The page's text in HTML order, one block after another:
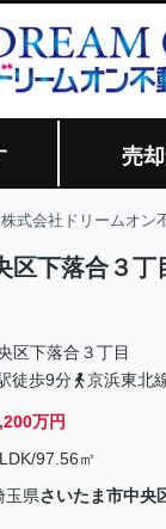
売
式会社ドリームオン
区下落合３丁
区下落合 ３丁目
徒歩9分
京浜東北
万円
97.56㎡
玉県さいたま市中央